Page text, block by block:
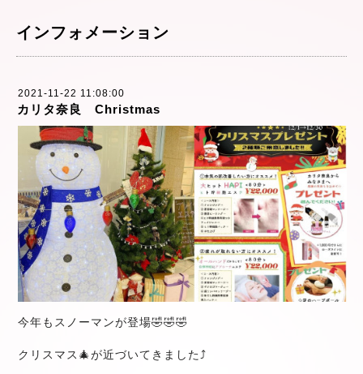
インフォメーション
2021-11-22 11:08:00
カリタ奈良 Christmas
今年もスノーマンが登場🤣🤣🤣
クリスマス🎄が近づいてきました⤴️